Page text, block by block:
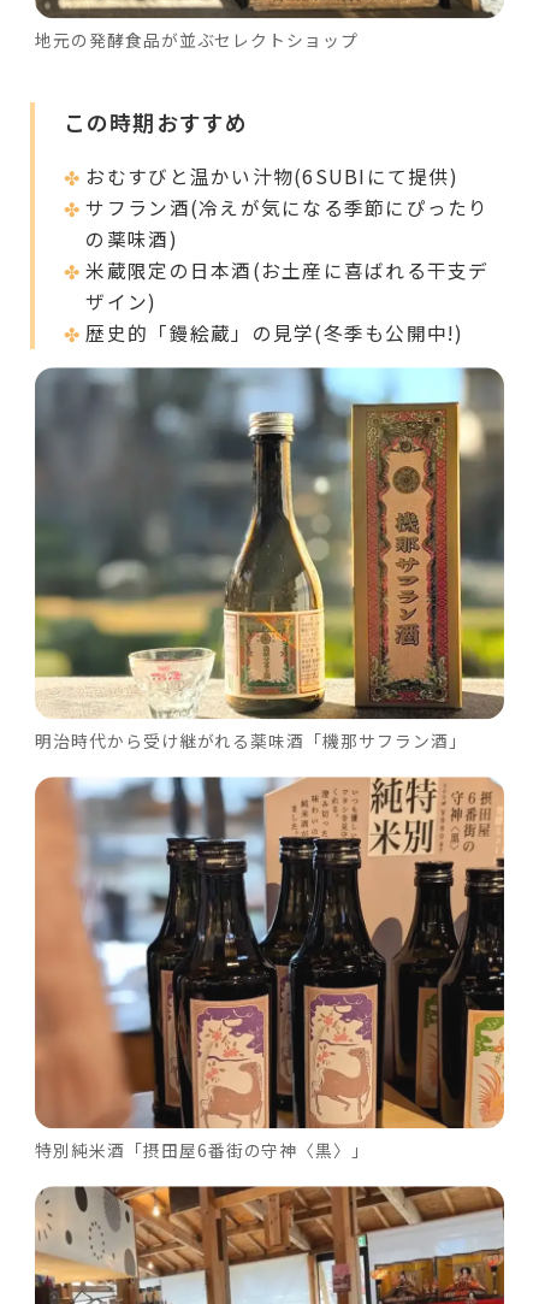
地元の発酵食品が並ぶセレクトショップ
この時期おすすめ
おむすびと温かい汁物(6SUBIにて提供)
サフラン酒(冷えが気になる季節にぴったり
の薬味酒)
米蔵限定の日本酒(お土産に喜ばれる干支デ
ザイン)
歴史的「鏝絵蔵」の見学(冬季も公開中!)
明治時代から受け継がれる薬味酒「機那サフラン酒」
特別純米酒「摂田屋6番街の守神〈黒〉」